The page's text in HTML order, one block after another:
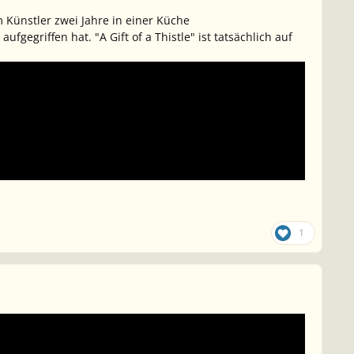
zwei Jahre in einer Küche
hat. "A Gift of a Thistle" ist tatsächlich auf
1